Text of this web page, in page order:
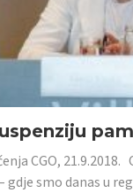
CGO,
smo danas u